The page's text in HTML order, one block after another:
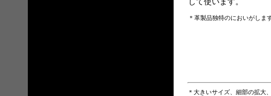
＊革製品独特のにおいがしま
＊大きいサイズ、細部の拡大